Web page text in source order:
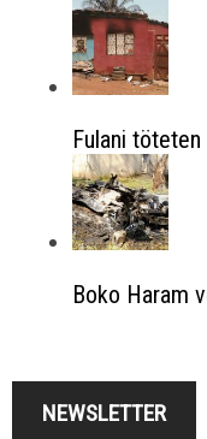
Fulani
Boko Haram
NEWSLETTER